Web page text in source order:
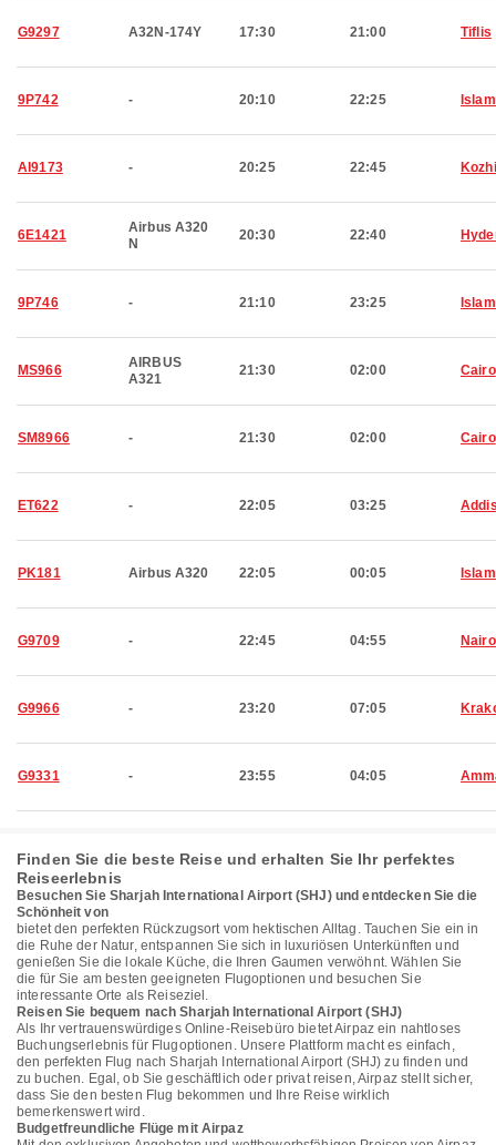
G9297 A32N-174Y 17:30 21:00 Tiflis
9P742 - 20:10 22:25
AI9173 - 20:25 22:45
6E1421
Airbus A320
N
20:30 22:40
9P746 - 21:10 23:25
MS966
AIRBUS
A321
21:30 02:00 Cairo
SM8966 - 21:30 02:00 Cairo
ET622 - 22:05 03:25
PK181 Airbus A320 22:05 00:05
G9709 - 22:45 04:55
G9966 - 23:20 07:05
G9331 - 23:55 04:05
Finden Sie die beste Reise und erhalten Sie Ihr perfektes
Reiseerlebnis
Besuchen Sie Sharjah International Airport (SHJ) und entdecken Sie die
Schönheit von
bietet den perfekten Rückzugsort vom hektischen Alltag. Tauchen Sie ein in
die Ruhe der Natur, entspannen Sie sich in luxuriösen Unterkünften und
genießen Sie die lokale Küche, die Ihren Gaumen verwöhnt. Wählen Sie
die für Sie am besten geeigneten Flugoptionen und besuchen Sie
interessante Orte als Reiseziel.
Reisen Sie bequem nach Sharjah International Airport (SHJ)
Als Ihr vertrauenswürdiges Online-Reisebüro bietet Airpaz ein nahtloses
Buchungserlebnis für Flugoptionen. Unsere Plattform macht es einfach,
den perfekten Flug nach Sharjah International Airport (SHJ) zu finden und
zu buchen. Egal, ob Sie geschäftlich oder privat reisen, Airpaz stellt sicher,
dass Sie den besten Flug bekommen und Ihre Reise wirklich
bemerkenswert wird.
Budgetfreundliche Flüge mit Airpaz